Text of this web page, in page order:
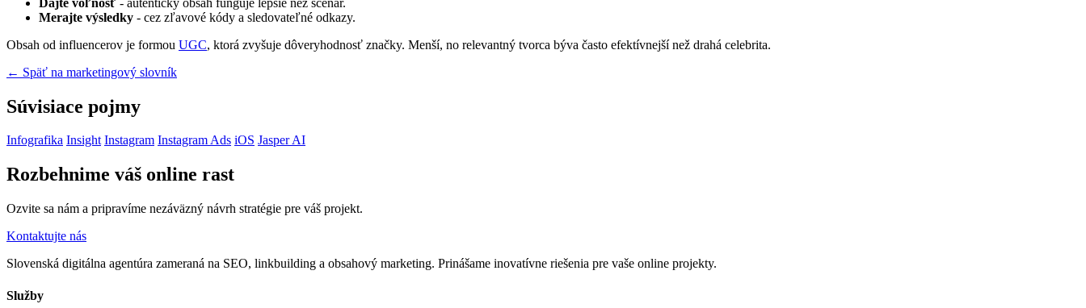
Merajte výsledky - cez zľavové kódy a sledovateľné odkazy.
Obsah od influencerov je formou UGC, ktorá zvyšuje dôveryhodnosť značky. Menší, no relevantný tvorca býva často efektívnejší než drahá celebrita.
← Späť na marketingový slovník
Súvisiace pojmy
Infografika Insight Instagram Instagram Ads iOS Jasper AI
Rozbehnime váš online rast
Ozvite sa nám a pripravíme nezáväzný návrh stratégie pre váš projekt.
Kontaktujte nás
Slovenská digitálna agentúra zameraná na SEO, linkbuilding a obsahový marketing. Prinášame inovatívne riešenia pre vaše online projekty.
Služby